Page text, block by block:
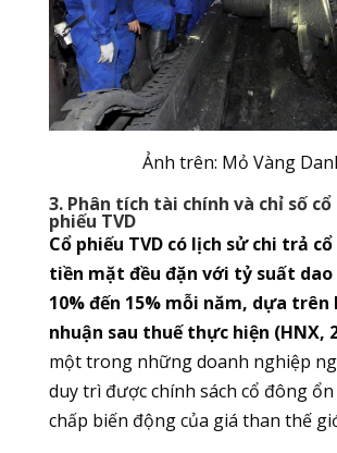
Ảnh trên: Mỏ Vàng
3. Phân tích tài chính và chỉ số
phiếu TVD
Cổ phiếu TVD có lịch sử chi trả
tiền mặt đều đặn với tỷ suất
10% đến 15% mỗi năm, dựa
nhuận sau thuế thực hiện (HNX,
một trong những doanh nghiệp
duy trì được chính sách cổ đông
chấp biến động của giá than thế